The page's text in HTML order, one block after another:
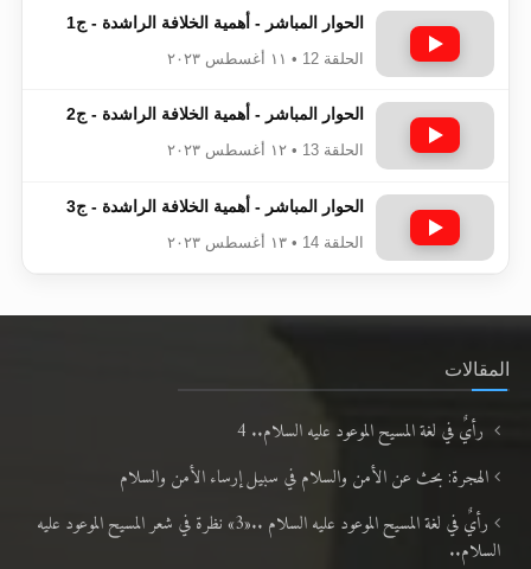
الحوار المباشر - أهمية الخلافة الراشدة - ج1
الحلقة 12 • ١١ أغسطس ٢٠٢٣
الحوار المباشر - أهمية الخلافة الراشدة - ج2
الحلقة 13 • ١٢ أغسطس ٢٠٢٣
الحوار المباشر - أهمية الخلافة الراشدة - ج3
الحلقة 14 • ١٣ أغسطس ٢٠٢٣
المقالات
رأيٌ في لغة المسيح الموعود عليه السلام.. 4
الهجرة: بحث عن الأمن والسلام في سبيل إرساء الأمن والسلام
رأيٌ في لغة المسيح الموعود عليه السلام ..«3» نظرة في شعر المسيح الموعود عليه
السلام..